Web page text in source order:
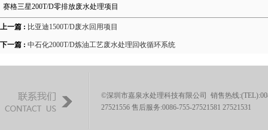
赛格三星200T/D零排放废水处理项目
上一篇 : 比亚迪1500T/D废水回用项目
下一篇 : 中石化2000T/D炼油工艺废水处理回收循环系统
©深圳市嘉泉水处理科技有限公司 销售热线
27521556 售后服务:0086-755-27521581 27521531